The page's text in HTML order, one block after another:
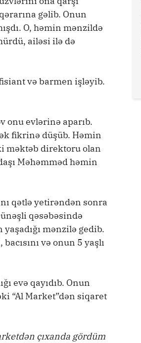
gəlib. Onun
O, həmin mənzildə
ailəsi ilə də
və barmen işləyib.
onu evlərinə aparıb.
fikrinə düşüb. Həmin
məktəb direktoru olan
Məhəmməd həmin
qətlə yetirəndən sonra
qəsəbəsində
mənzilə gedib.
və onun 5 yaşlı
evə qayıdıb. Onun
“Al Market”dən siqaret
çıxanda gördüm